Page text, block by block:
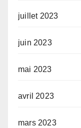
juillet 2023
juin 2023
mai 2023
avril 2023
mars 2023